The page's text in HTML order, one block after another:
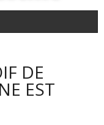
DE
EST